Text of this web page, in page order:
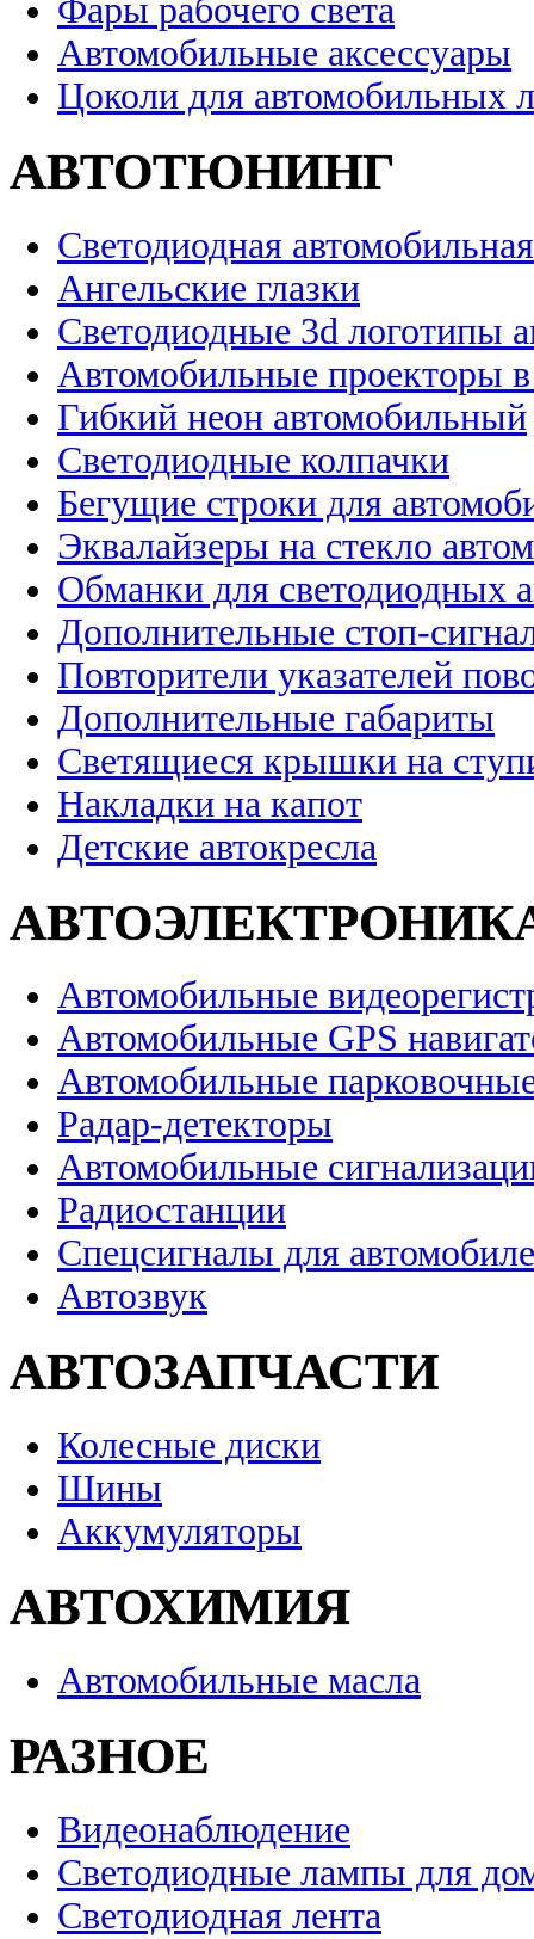
Фары рабочего света
Автомобильные аксессуары
Цоколи для автомобильных
АВТОТЮНИНГ
Светодиодная
Ангельские глазки
Светодиодные 3d логотипы
Автомобильные проекторы
Гибкий неон автомобильный
Светодиодные колпачки
Бегущие строки для
Эквалайзеры на стекло
Обманки для светодиодных
Дополнительные стоп-
Повторители указателей
Дополнительные габариты
Светящиеся крышки на
Накладки на капот
Детские автокресла
Автомобильные
Автомобильные GPS
Автомобильные
Радар-детекторы
Автомобильные
Радиостанции
Спецсигналы для
Автозвук
АВТОЗАПЧАСТИ
Колесные диски
Шины
Аккумуляторы
АВТОХИМИЯ
Автомобильные масла
РАЗНОЕ
Видеонаблюдение
Светодиодные лампы для
Светодиодная лента